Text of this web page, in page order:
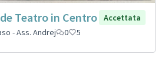
Teatro in Centro
Accettata
- Ass. Andrej
0 5